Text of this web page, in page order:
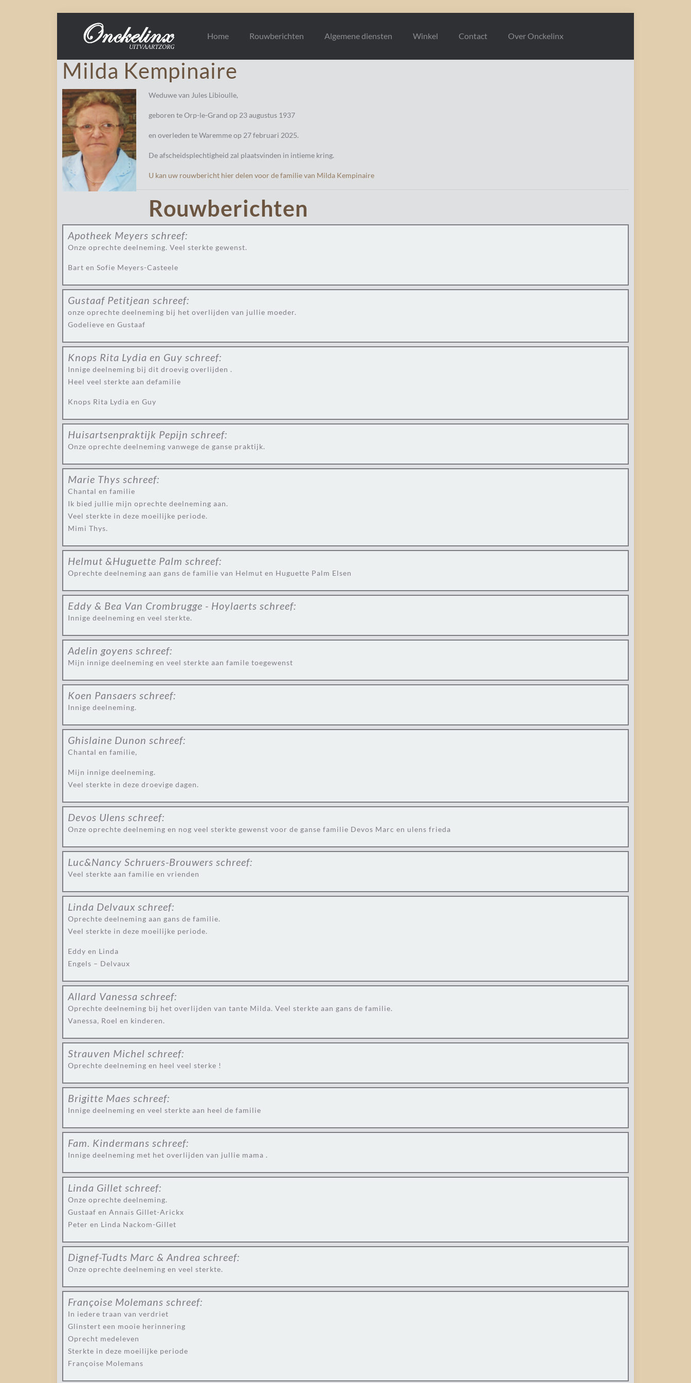
Home Rouwberichten Algemene diensten Winkel Contact Over Onckelinx
Milda Kempinaire
Weduwe van Jules Libioulle,
geboren te Orp-le-Grand op 23 augustus 1937
en overleden te Waremme op 27 februari 2025.
De afscheidsplechtigheid zal plaatsvinden in intieme kring.
U kan uw rouwbericht hier delen voor de familie van Milda Kempinaire
Rouwberichten
Apotheek Meyers schreef:
Onze oprechte deelneming. Veel sterkte gewenst.
Bart en Sofie Meyers-Casteele
Gustaaf Petitjean schreef:
onze oprechte deelneming bij het overlijden van jullie moeder.
Godelieve en Gustaaf
Knops Rita Lydia en Guy schreef:
Innige deelneming bij dit droevig overlijden .
Heel veel sterkte aan defamilie
Knops Rita Lydia en Guy
Huisartsenpraktijk Pepijn schreef:
Onze oprechte deelneming vanwege de ganse praktijk.
Marie Thys schreef:
Chantal en familie
Ik bied jullie mijn oprechte deelneming aan.
Veel sterkte in deze moeilijke periode.
Mimi Thys.
Helmut &Huguette Palm schreef:
Oprechte deelneming aan gans de familie van Helmut en Huguette Palm Elsen
Eddy & Bea Van Crombrugge - Hoylaerts schreef:
Innige deelneming en veel sterkte.
Adelin goyens schreef:
Mijn innige deelneming en veel sterkte aan famile toegewenst
Koen Pansaers schreef:
Innige deelneming.
Ghislaine Dunon schreef:
Chantal en familie,
Mijn innige deelneming.
Veel sterkte in deze droevige dagen.
Devos Ulens schreef:
Onze oprechte deelneming en nog veel sterkte gewenst voor de ganse familie Devos Marc en ulens frieda
Luc&Nancy Schruers-Brouwers schreef:
Veel sterkte aan familie en vrienden
Linda Delvaux schreef:
Oprechte deelneming aan gans de familie.
Veel sterkte in deze moeilijke periode.
Eddy en Linda
Engels – Delvaux
Allard Vanessa schreef:
Oprechte deelneming bij het overlijden van tante Milda. Veel sterkte aan gans de familie.
Vanessa, Roel en kinderen.
Strauven Michel schreef:
Oprechte deelneming en heel veel sterke !
Brigitte Maes schreef:
Innige deelneming en veel sterkte aan heel de familie
Fam. Kindermans schreef:
Innige deelneming met het overlijden van jullie mama .
Linda Gillet schreef:
Onze oprechte deelneming.
Gustaaf en Annaïs Gillet-Arickx
Peter en Linda Nackom-Gillet
Dignef-Tudts Marc & Andrea schreef:
Onze oprechte deelneming en veel sterkte.
Françoise Molemans schreef:
In iedere traan van verdriet
Glinstert een mooie herinnering
Oprecht medeleven
Sterkte in deze moeilijke periode
Françoise Molemans